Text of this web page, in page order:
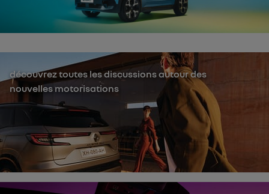
découvrez toutes les discussions autour des
nouvelles motorisations